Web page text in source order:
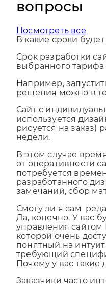
вопросы
Посмотреть все
Срок разработки
Например,
Сайт с
используется
рисуется на заказ)
В этом случае
от оперативности
потребуется
разработанного
Смогу ли я сам
Да, конечно. У вас
управления сайтом
которой очень
понятный на
требующий